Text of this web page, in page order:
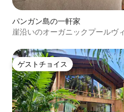
パンガン島の一軒家
崖沿いのオーガニックプールヴ
ゲストチョイス
ゲストチョイス